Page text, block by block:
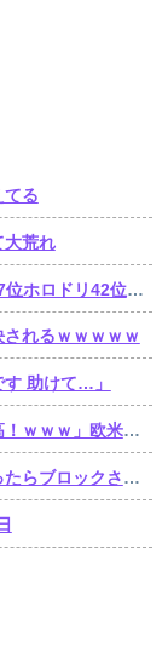
てる
大荒れ
【アイマスセルラン】3位FGO10位ブルアカ17位ホロドリ42位スタレ103位学マス240位シャニソン449位シャニマス489位デレステ490位ミリシタ
れるｗｗｗｗｗ
助けて…」
【画像】日本の富豪「数千万円する腕時計最高！ｗｗｗ」欧米の大富豪「…」
マチアプで会う約束してた相手にこの返信送ったらブロックされたんやが